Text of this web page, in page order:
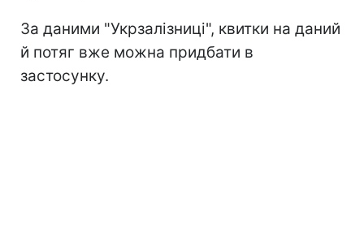
За даними "Укрзалізниці", квитки на даний
й потяг вже можна придбати в
застосунку.